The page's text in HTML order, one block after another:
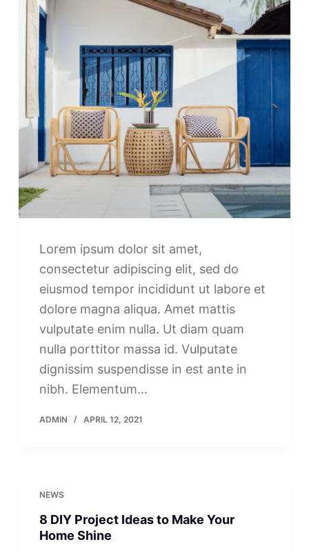
Lorem ipsum dolor sit amet,
consectetur adipiscing elit, sed do
eiusmod tempor incididunt ut labore et
dolore magna aliqua. Amet mattis
vulputate enim nulla. Ut diam quam
nulla porttitor massa id. Vulputate
dignissim suspendisse in est ante in
nibh. Elementum…
ADMIN APRIL 12, 2021
NEWS
8 DIY Project Ideas to Make Your
Home Shine